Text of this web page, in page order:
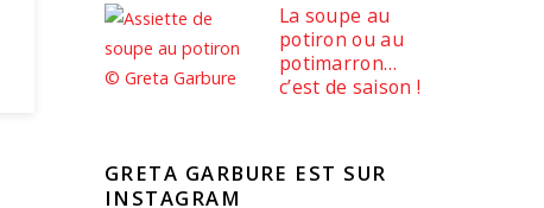
La soupe au
potiron ou au
potimarron…
c’est de saison !
GRETA GARBURE EST SUR
INSTAGRAM